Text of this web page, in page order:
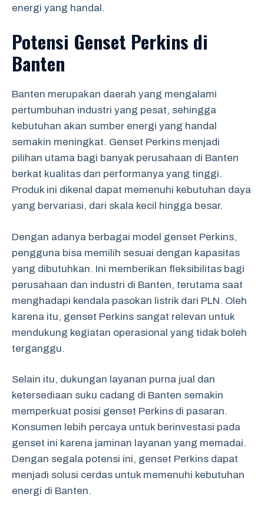
energi yang handal.
Potensi Genset Perkins di
Banten
Banten merupakan daerah yang mengalami
pertumbuhan industri yang pesat, sehingga
kebutuhan akan sumber energi yang handal
semakin meningkat. Genset Perkins menjadi
pilihan utama bagi banyak perusahaan di Banten
berkat kualitas dan performanya yang tinggi.
Produk ini dikenal dapat memenuhi kebutuhan daya
yang bervariasi, dari skala kecil hingga besar.
Dengan adanya berbagai model genset Perkins,
pengguna bisa memilih sesuai dengan kapasitas
yang dibutuhkan. Ini memberikan fleksibilitas bagi
perusahaan dan industri di Banten, terutama saat
menghadapi kendala pasokan listrik dari PLN. Oleh
karena itu, genset Perkins sangat relevan untuk
mendukung kegiatan operasional yang tidak boleh
terganggu.
Selain itu, dukungan layanan purna jual dan
ketersediaan suku cadang di Banten semakin
memperkuat posisi genset Perkins di pasaran.
Konsumen lebih percaya untuk berinvestasi pada
genset ini karena jaminan layanan yang memadai.
Dengan segala potensi ini, genset Perkins dapat
menjadi solusi cerdas untuk memenuhi kebutuhan
energi di Banten.